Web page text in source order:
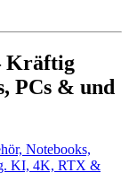
Kräftig
PCs & und
Notebooks,
KI, 4K, RTX &